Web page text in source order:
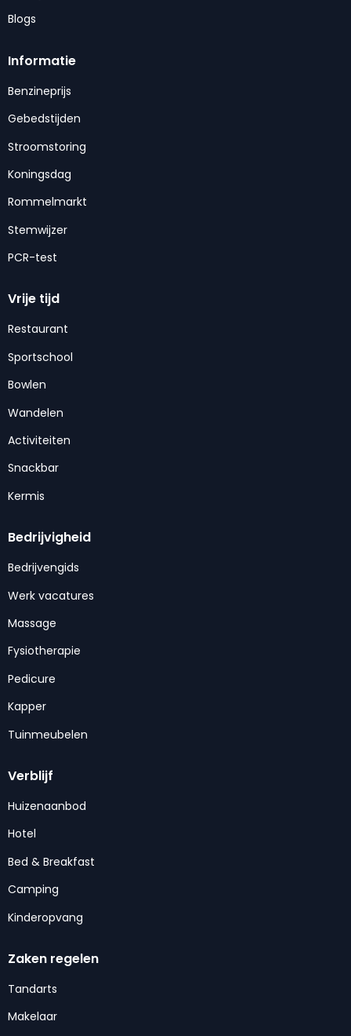
Blogs
Informatie
Benzineprijs
Gebedstijden
Stroomstoring
Koningsdag
Rommelmarkt
Stemwijzer
PCR-test
Vrije tijd
Restaurant
Sportschool
Bowlen
Wandelen
Activiteiten
Snackbar
Kermis
Bedrijvigheid
Bedrijvengids
Werk vacatures
Massage
Fysiotherapie
Pedicure
Kapper
Tuinmeubelen
Verblijf
Huizenaanbod
Hotel
Bed & Breakfast
Camping
Kinderopvang
Zaken regelen
Tandarts
Makelaar